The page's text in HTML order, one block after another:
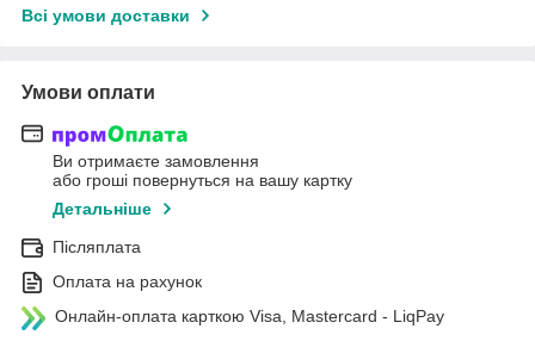
Всі умови доставки
Умови оплати
Ви отримаєте замовлення
або гроші повернуться на вашу картку
Детальніше
Післяплата
Оплата на рахунок
Онлайн-оплата карткою Visa, Mastercard - LiqPay